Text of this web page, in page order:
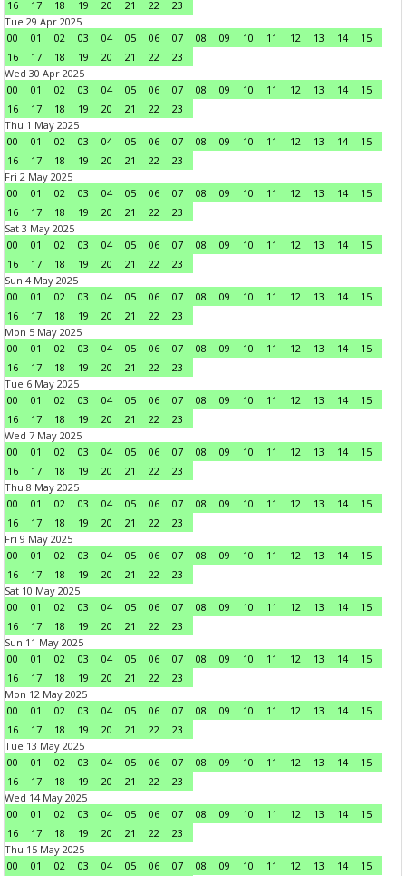
16 17 18 19 20 21 22
23
Tue 29 Apr 2025
00
01 02 03 04 05 06 07 08 09 10 11 12 13 14
15
16
17 18 19 20 21 22
23
Wed 30 Apr 2025
00
01 02 03 04 05 06 07 08 09 10 11 12 13 14
15
16
17 18 19 20 21 22
23
Thu 1 May 2025
00
01 02 03 04 05 06 07 08 09 10 11 12 13 14
15
16
17 18 19 20 21 22
23
Fri 2 May 2025
00
01 02 03 04 05 06 07 08 09 10 11 12 13 14
15
16
17 18 19 20 21 22
23
Sat 3 May 2025
00
01 02 03 04 05 06 07 08 09 10 11 12 13 14
15
16
17 18 19 20 21 22
23
Sun 4 May 2025
00
01 02 03 04 05 06 07 08 09 10 11 12 13 14
15
16
17 18 19 20 21 22
23
Mon 5 May 2025
00
01 02 03 04 05 06 07 08 09 10 11 12 13 14
15
16
17 18 19 20 21 22
23
Tue 6 May 2025
00
01 02 03 04 05 06 07 08 09 10 11 12 13 14
15
16
17 18 19 20 21 22
23
Wed 7 May 2025
00
01 02 03 04 05 06 07 08 09 10 11 12 13 14
15
16
17 18 19 20 21 22
23
Thu 8 May 2025
00
01 02 03 04 05 06 07 08 09 10 11 12 13 14
15
16
17 18 19 20 21 22
23
Fri 9 May 2025
00
01 02 03 04 05 06 07 08 09 10 11 12 13 14
15
16
17 18 19 20 21 22
23
Sat 10 May 2025
00
01 02 03 04 05 06 07 08 09 10 11 12 13 14
15
16
17 18 19 20 21 22
23
Sun 11 May 2025
00
01 02 03 04 05 06 07 08 09 10 11 12 13 14
15
16
17 18 19 20 21 22
23
Mon 12 May 2025
00
01 02 03 04 05 06 07 08 09 10 11 12 13 14
15
16
17 18 19 20 21 22
23
Tue 13 May 2025
00
01 02 03 04 05 06 07 08 09 10 11 12 13 14
15
16
17 18 19 20 21 22
23
Wed 14 May 2025
00
01 02 03 04 05 06 07 08 09 10 11 12 13 14
15
16
17 18 19 20 21 22
23
Thu 15 May 2025
00
01 02 03 04 05 06 07 08 09 10 11 12 13 14
15